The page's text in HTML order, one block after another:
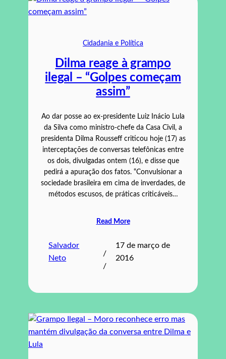
Cidadania e Política
Dilma reage à grampo
ilegal – “Golpes começam
assim”
Ao dar posse ao ex-presidente Luiz Inácio Lula
da Silva como ministro-chefe da Casa Civil, a
presidenta Dilma Rousseff criticou hoje (17) as
interceptações de conversas telefônicas entre
os dois, divulgadas ontem (16), e disse que
pedirá a apuração dos fatos. “Convulsionar a
sociedade brasileira em cima de inverdades, de
métodos escusos, de práticas criticáveis…
Read More
Salvador
Neto
/
/
17 de março de
2016